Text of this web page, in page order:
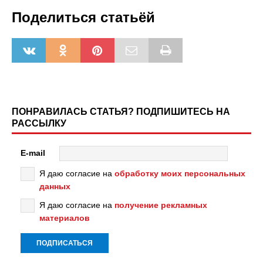
Поделиться статьёй
ПОНРАВИЛАСЬ СТАТЬЯ? ПОДПИШИТЕСЬ НА
РАССЫЛКУ
E-mail
Я даю согласие на обработку моих персональных
данных
Я даю согласие на получение рекламных
материалов